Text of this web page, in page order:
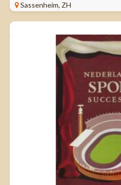
Sassenheim, ZH